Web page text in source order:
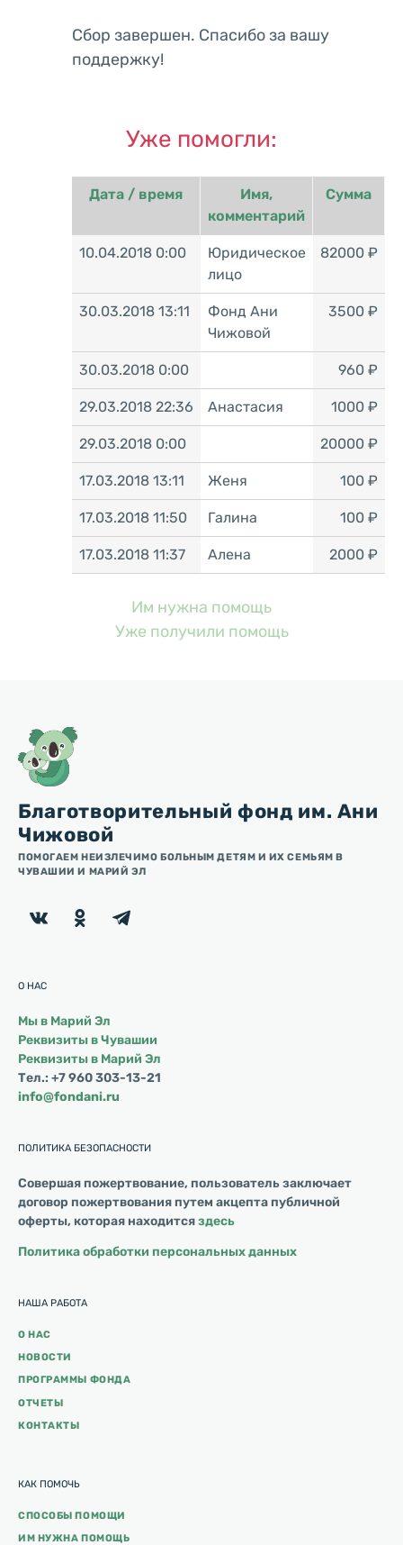
Сбор завершен. Спасибо за вашу
поддержку!
Уже помогли:
Дата / время
Имя,
комментарий
Сумма
10.04.2018 0:00
Юридическое
лицо
82000 ₽
30.03.2018 13:11
Фонд Ани
Чижовой
3500 ₽
30.03.2018 0:00 960 ₽
29.03.2018 22:36 Анастасия 1000 ₽
29.03.2018 0:00 20000 ₽
17.03.2018 13:11 Женя 100 ₽
17.03.2018 11:50 Галина 100 ₽
17.03.2018 11:37 Алена 2000 ₽
Им нужна помощь
Уже получили помощь
Благотворительный фонд им. Ани
Чижовой
ПОМОГАЕМ НЕИЗЛЕЧИМО БОЛЬНЫМ ДЕТЯМ И ИХ СЕМЬЯМ В
ЧУВАШИИ И МАРИЙ ЭЛ
О НАС
Мы в Марий Эл
Реквизиты в Чувашии
Реквизиты в Марий Эл
Тел.: +7 960 303-13-21
info@fondani.ru
НАША РАБОТА
О НАС
НОВОСТИ
ПРОГРАММЫ ФОНДА
ОТЧЕТЫ
КОНТАКТЫ
КАК ПОМОЧЬ
СПОСОБЫ ПОМОЩИ
ИМ НУЖНА ПОМОЩЬ
ПОЛИТИКА БЕЗОПАСНОСТИ
Совершая пожертвование, пользователь заключает
договор пожертвования путем акцепта публичной
оферты, которая находитсяздесь
Политика обработки персональных данных